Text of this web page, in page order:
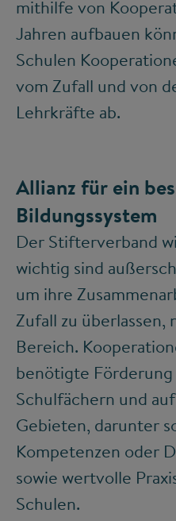
mithilfe von
Jahren aufbauen
Schulen
vom Zufall und von
Lehrkräfte ab.
Allianz für ein
Bildungssystem
Der Stifterverband
wichtig sind
um ihre
Zufall zu
Bereich.
benötigte
Schulfächern und
Gebieten, darunter
Kompetenzen oder
sowie wertvolle
Schulen.